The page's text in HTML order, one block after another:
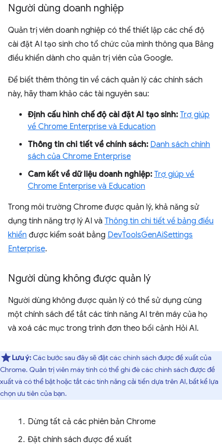
Người dùng doanh nghiệp
Quản trị viên doanh nghiệp có thể thiết lập các chế độ
cài đặt AI tạo sinh cho tổ chức của mình thông qua Bảng
điều khiển dành cho quản trị viên của Google.
Để biết thêm thông tin về cách quản lý các chính sách
này, hãy tham khảo các tài nguyên sau:
Định cấu hình chế độ cài đặt AI tạo sinh: Trợ giúp
về Chrome Enterprise và Education
Thông tin chi tiết về chính sách: Danh sách chính
sách của Chrome Enterprise
Cam kết về dữ liệu doanh nghiệp: Trợ giúp về
Chrome Enterprise và Education
Trong môi trường Chrome được quản lý, khả năng sử
dụng tính năng trợ lý AI và Thông tin chi tiết về bảng điều
khiển được kiểm soát bằng DevToolsGenAiSettings
Enterprise.
Người dùng không được quản lý
Người dùng không được quản lý có thể sử dụng cùng
một chính sách để tắt các tính năng AI trên máy của họ
và xoá các mục trong trình đơn theo bối cảnh Hỏi AI.
Lưu ý: Các bước sau đây sẽ đặt các chính sách được đề xuất của
Chrome. Quản trị viên máy tính có thể ghi đè các chính sách được đề
xuất và có thể bật hoặc tắt các tính năng cải tiến dựa trên AI, bất kể lựa
chọn ưu tiên của bạn.
Dừng tất cả các phiên bản Chrome
Đặt chính sách được đề xuất